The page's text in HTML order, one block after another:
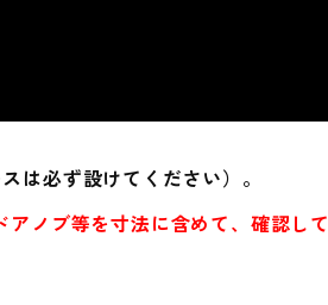
は必ず設けてください）。
ノブ等を寸法に含めて、確認して